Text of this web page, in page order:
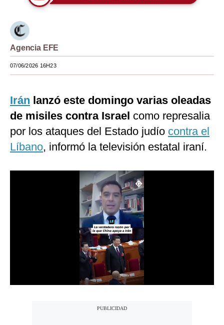
Viajes
Moda
Estilos
Mundo
México
España
Internacional
Gestión TV
Agencia EFE
07/06/2026 16H23
Irán lanzó este domingo varias oleadas
de misiles contra Israel como represalia
por los ataques del Estado judío contra el
Líbano, informó la televisión estatal iraní.